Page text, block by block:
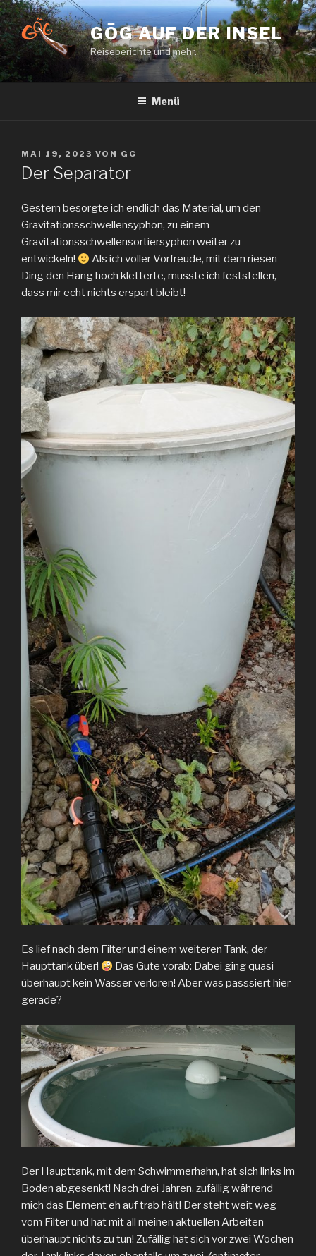
Zum
Inhalt
springen
GÖG AUF DER INSEL
Reiseberichte und mehr.
Menü
VERÖFFENTLICHT
AM
MAI 19, 2023 VON GG
Der Separator
Gestern besorgte ich endlich das Material, um den
Gravitationsschwellensyphon, zu einem
Gravitationsschwellensortiersyphon weiter zu
entwickeln!
Als ich voller Vorfreude, mit dem riesen
Ding den Hang hoch kletterte, musste ich feststellen,
dass mir echt nichts erspart bleibt!
Es lief nach dem Filter und einem weiteren Tank, der
Haupttank über!
Das Gute vorab: Dabei ging quasi
überhaupt kein Wasser verloren! Aber was passsiert hier
gerade?
Der Haupttank, mit dem Schwimmerhahn, hat sich links im
Boden abgesenkt! Nach drei Jahren, zufällig während
mich das Element eh auf trab hält! Der steht weit weg
vom Filter und hat mit all meinen aktuellen Arbeiten
überhaupt nichts zu tun! Zufällig hat sich vor zwei Wochen